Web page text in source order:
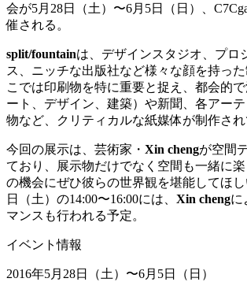
会が5月28日（土）〜6月5日（日）、
催される。
split/fountainは、デザインスタジオ、プロ
ス、ニッチな出版社など様々な顔を持っ
こでは印刷物を特に重要と捉え、都会的
ート、デザイン、建築）や新聞、各アー
物など、クリティカルな紙媒体が制作され
今回の展示は、芸術家・ Xin chengが空間
ており、展示物だけでなく空間も一緒に
の機会にぜひ彼らの世界観を堪能してほ
日（土）の14:00〜16:00には、 Xin chengに
マンスも行われる予定。
イベント情報
2016年5月28日（土）〜6月5日（日）